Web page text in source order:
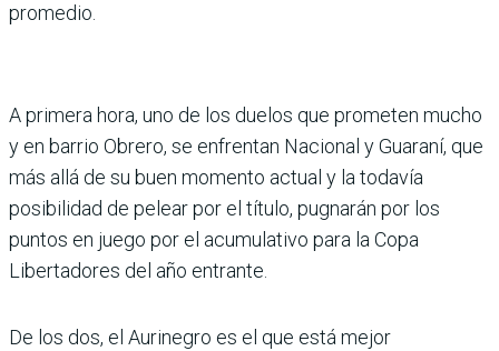
promedio.
A primera hora, uno de los duelos que prometen mucho
y en barrio Obrero, se enfren­tan Nacional y Guaraní, que
más allá de su buen momento actual y la todavía
posibili­dad de pelear por el título, pugnarán por los
puntos en juego por el acumulativo para la Copa
Libertadores del año entrante.
De los dos, el Aurinegro es el que está mejor